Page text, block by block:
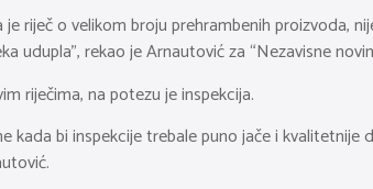
je riječ o velikom broju prehrambenih proizvoda,
udupla”, rekao je Arnautović za “Nezavisne
riječima, na potezu je inspekcija.
kada bi inspekcije trebale puno jače i